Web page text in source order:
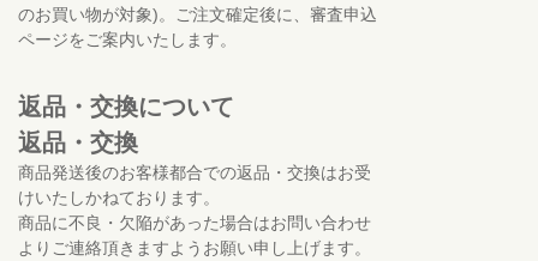
のお買い物が対象)。ご注文確定後に、審査申込
ページをご案内いたします。
返品・交換について
返品・交換
商品発送後のお客様都合での返品・交換はお受
けいたしかねております。
商品に不良・欠陥があった場合はお問い合わせ
よりご連絡頂きますようお願い申し上げます。